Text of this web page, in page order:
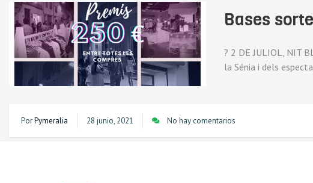
Bases
? 2 DE JULIOL, NIT
la Sénia i dels
PorPymeralia 28 junio, 2021 No hay comentarios